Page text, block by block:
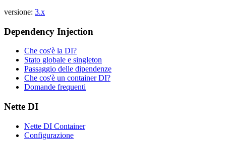
Mostra su GitHub(quindi premere E per modificare)
Apri anteprima
Segnala un problema con questa pagina su GitHub
versione: 3.x
Dependency Injection
Che cos'è la DI?
Stato globale e singleton
Passaggio delle dipendenze
Che cos'è un container DI?
Domande frequenti
Nette DI
Nette DI Container
Configurazione